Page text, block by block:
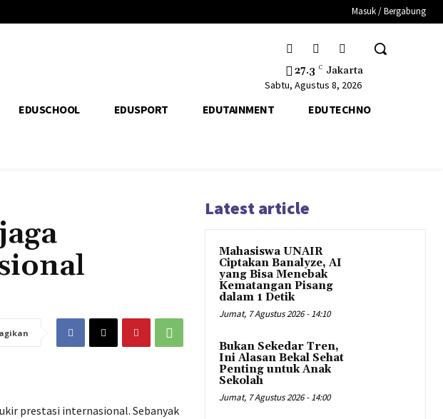
Masuk / Bergabung
27.3 C Jakarta
Sabtu, Agustus 8, 2026
EDUSCHOOL EDUSPORT EDUTAINMENT EDUTECHNO
prestasi internasional. Sebanyak
Latest article
Mahasiswa UNAIR
Ciptakan Banalyze, AI
yang Bisa Menebak
Kematangan Pisang
dalam 1 Detik
Jumat, 7 Agustus 2026 - 14:10
Bukan Sekedar Tren,
Ini Alasan Bekal Sehat
Penting untuk Anak
Sekolah
Jumat, 7 Agustus 2026 - 14:00